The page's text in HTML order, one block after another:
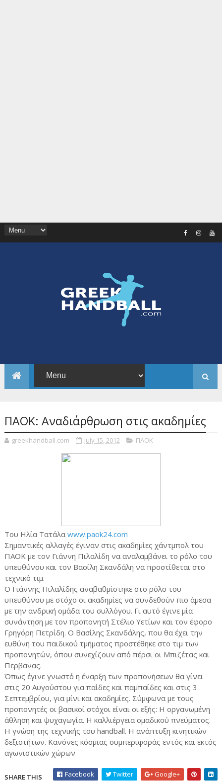
ΠΑΟΚ: Αναδιάρθρωση στις ακαδημίες
greekhandball.com July 15, 2012 ΠΑΟΚ
Του Ηλία Τατάλα www.paok24.com
Σημαντικές αλλαγές έγιναν στις ακαδημίες χάντμπολ του
ΠΑΟΚ με τον Γιάννη Πιλαλίδη να αναλαμβάνει το ρόλο του
υπευθύνου και τον Βασίλη Σκανδάλη να προστίθεται στο
τεχνικό τιμ.
Ο Γιάννης Πιλαλίδης αναβαθμίστηκε στο ρόλο του
υπευθύνου με στόχο οι ακαδημίες να συνδεθούν πιο άμεσα
με την ανδρική ομάδα του συλλόγου. Γι αυτό έγινε μία
συνάντηση με τον προπονητή Στέλιο Υετίων και τον έφορο
Γρηγόρη Πετρίδη. Ο Βασίλης Σκανδάλης, που θα έχει την
ευθύνη του παιδικού τμήματος προστέθηκε στο τιμ των
προπονητών, όπου συνεχίζουν από πέρσι οι Μπιζέτας και
Περβανας.
Όπως έγινε γνωστό η έναρξη των προπονήσεων θα γίνει
στις 20 Αυγούστου για παίδες και παμπαίδες και στις 3
Σεπτεμβρίου, για μίνι και ακαδημίες. Σύμφωνα με τους
προπονητές οι βασικοί στόχοι είναι οι εξής: Η οργανωμένη
άθληση και ψυχαγωγία. Η καλλιέργεια ομαδικού πνεύματος.
Η γνώση της τεχνικής του handball. Η ανάπτυξη κινητικών
δεξιοτήτων. Κανόνες κόσμιας συμπεριφοράς εντός και εκτός
αγωνιστικών χώρων
SHARE THIS Facebook Twitter Google+